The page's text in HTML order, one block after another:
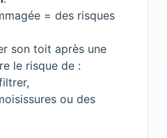
= des risques
son toit après une
le risque de :
ou des